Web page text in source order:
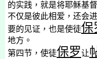
的实践，就是将耶稣基
不仅是彼此相爱，还会
要的见证，也是使徒保
地方。
第四节，使徒保罗让